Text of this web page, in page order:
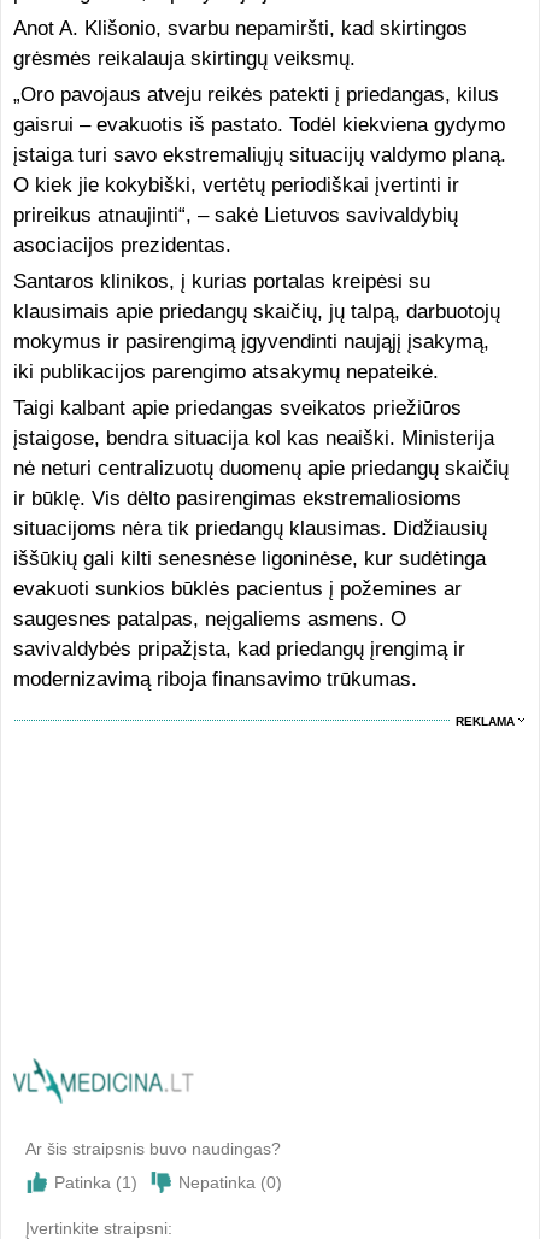
Anot A. Klišonio, svarbu nepamiršti, kad skirtingos
grėsmės reikalauja skirtingų veiksmų.
„Oro pavojaus atveju reikės patekti į priedangas, kilus
gaisrui – evakuotis iš pastato. Todėl kiekviena gydymo
įstaiga turi savo ekstremaliųjų situacijų valdymo planą.
O kiek jie kokybiški, vertėtų periodiškai įvertinti ir
prireikus atnaujinti“, – sakė Lietuvos savivaldybių
asociacijos prezidentas.
Santaros klinikos, į kurias portalas kreipėsi su
klausimais apie priedangų skaičių, jų talpą, darbuotojų
mokymus ir pasirengimą įgyvendinti naująjį įsakymą,
iki publikacijos parengimo atsakymų nepateikė.
Taigi kalbant apie priedangas sveikatos priežiūros
įstaigose, bendra situacija kol kas neaiški. Ministerija
nė neturi centralizuotų duomenų apie priedangų skaičių
ir būklę. Vis dėlto pasirengimas ekstremaliosioms
situacijoms nėra tik priedangų klausimas. Didžiausių
iššūkių gali kilti senesnėse ligoninėse, kur sudėtinga
evakuoti sunkios būklės pacientus į požemines ar
saugesnes patalpas, neįgaliems asmens. O
savivaldybės pripažįsta, kad priedangų įrengimą ir
modernizavimą riboja finansavimo trūkumas.
REKLAMA
Ar šis straipsnis buvo naudingas?
Patinka (1) Nepatinka (0)
Įvertinkite straipsni: